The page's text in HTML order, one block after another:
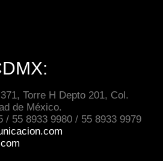
Torre H Depto 201, Col.
de México.
/ 55 8933 9980 / 55 8933 9979